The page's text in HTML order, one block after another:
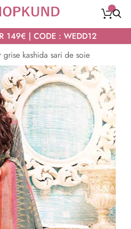
149€ | CODE : WEDD12
grise kashida sari de soie